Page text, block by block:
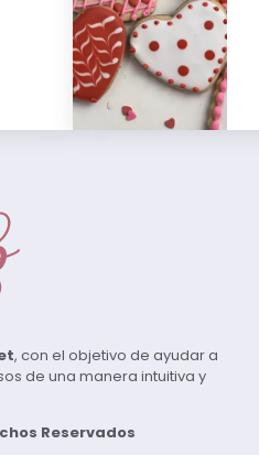
, con el objetivo de ayudar a
de una manera intuitiva y
Reservados